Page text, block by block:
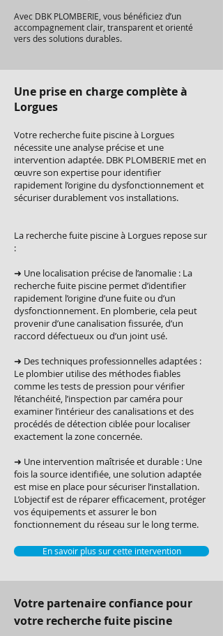
Avec DBK PLOMBERIE, vous bénéficiez d’un
accompagnement clair, transparent et orienté
vers des solutions durables.
Une prise en charge complète à
Lorgues
Votre recherche fuite piscine à Lorgues
nécessite une analyse précise et une
intervention adaptée. DBK PLOMBERIE met en
œuvre son expertise pour identifier
rapidement l’origine du dysfonctionnement et
sécuriser durablement vos installations.
La recherche fuite piscine à Lorgues repose sur
:
➜ Une localisation précise de l’anomalie : La
recherche fuite piscine permet d’identifier
rapidement l’origine d’une fuite ou d’un
dysfonctionnement. En plomberie, cela peut
provenir d’une canalisation fissurée, d’un
raccord défectueux ou d’un joint usé.
➜ Des techniques professionnelles adaptées :
Le plombier utilise des méthodes fiables
comme les tests de pression pour vérifier
l’étanchéité, l’inspection par caméra pour
examiner l’intérieur des canalisations et des
procédés de détection ciblée pour localiser
exactement la zone concernée.
➜ Une intervention maîtrisée et durable : Une
fois la source identifiée, une solution adaptée
est mise en place pour sécuriser l’installation.
L’objectif est de réparer efficacement, protéger
vos équipements et assurer le bon
fonctionnement du réseau sur le long terme.
En savoir plus sur cette intervention
Votre partenaire confiance pour
votre recherche fuite piscine